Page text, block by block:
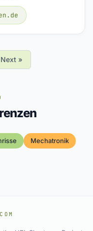
Next »
Mechatronik